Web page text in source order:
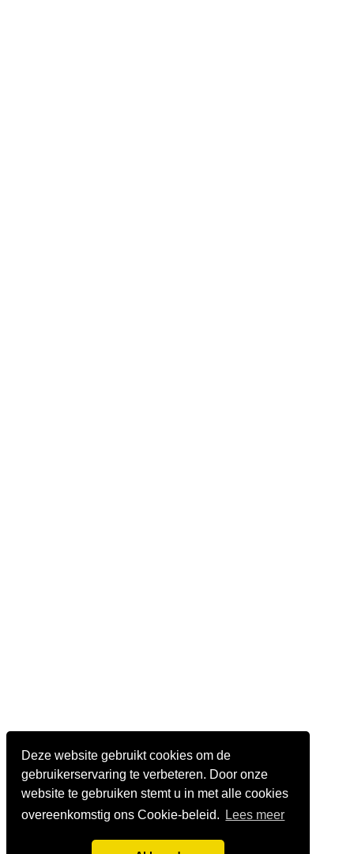
Deze website gebruikt cookies om de
gebruikerservaring te verbeteren. Door onze
website te gebruiken stemt u in met alle cookies
overeenkomstig ons Cookie-beleid.
Lees meer